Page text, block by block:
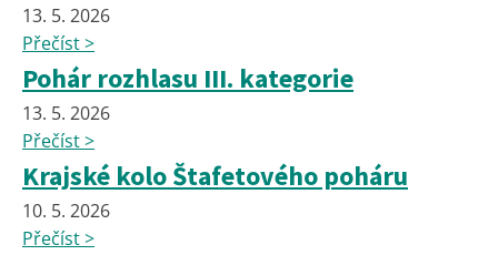
13. 5. 2026
Přečíst >
Pohár rozhlasu III. kategorie
13. 5. 2026
Přečíst >
Krajské kolo Štafetového poháru
10. 5. 2026
Přečíst >